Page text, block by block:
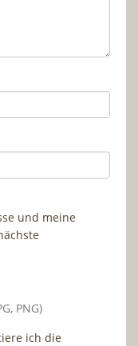
und meine
PNG)
ich die